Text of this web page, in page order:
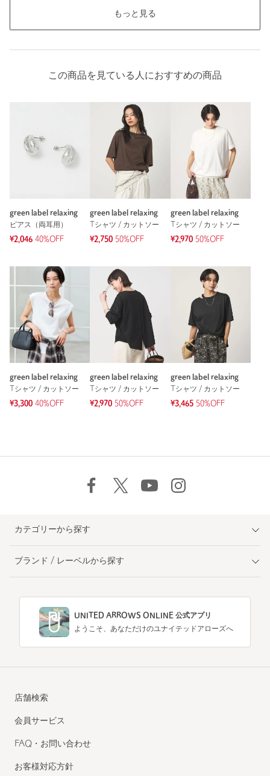
もっと見る
この商品を見ている人におすすめの商品
green label relaxing
ピアス（両耳用）
¥2,046 40%OFF
green label relaxing
Tシャツ / カットソー
¥2,750 50%OFF
green label relaxing
Tシャツ / カットソー
¥2,970 50%OFF
green label relaxing
Tシャツ / カットソー
¥3,300 40%OFF
green label relaxing
Tシャツ / カットソー
¥2,970 50%OFF
green label relaxing
Tシャツ / カットソー
¥3,465 50%OFF
カテゴリーから探す
ブランド / レーベルから探す
UNITED ARROWS ONLINE 公式アプリ
ようこそ、あなただけのユナイテッドアローズへ
店舗検索
会員サービス
FAQ・お問い合わせ
お客様対応方針